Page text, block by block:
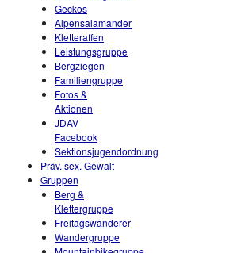
Geckos
Alpensalamander
Kletteraffen
Leistungsgruppe
Bergziegen
Familiengruppe
Fotos &
Aktionen
JDAV
Facebook
Sektionsjugendordnung
Präv. sex. Gewalt
Gruppen
Berg &
Klettergruppe
Freitagswanderer
Wandergruppe